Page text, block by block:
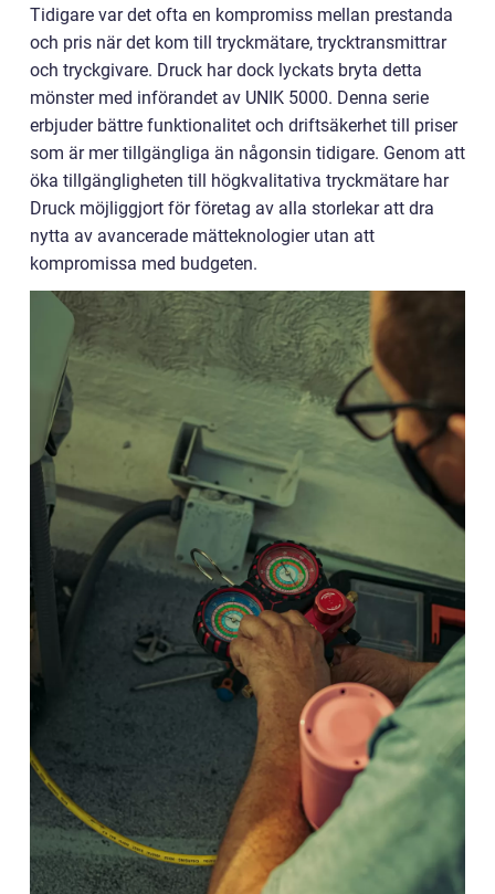
Tidigare var det ofta en kompromiss mellan prestanda
och pris när det kom till tryckmätare, trycktransmittrar
och tryckgivare. Druck har dock lyckats bryta detta
mönster med införandet av UNIK 5000. Denna serie
erbjuder bättre funktionalitet och driftsäkerhet till priser
som är mer tillgängliga än någonsin tidigare. Genom att
öka tillgängligheten till högkvalitativa tryckmätare har
Druck möjliggjort för företag av alla storlekar att dra
nytta av avancerade mätteknologier utan att
kompromissa med budgeten.